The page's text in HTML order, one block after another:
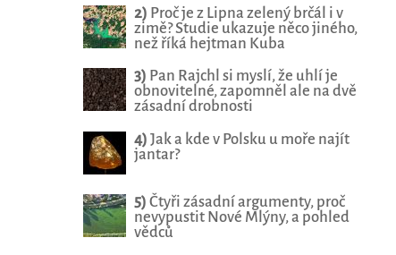
2) Proč je z Lipna zelený brčál i v
zimě? Studie ukazuje něco jiného,
než říká hejtman Kuba
3) Pan Rajchl si myslí, že uhlí je
obnovitelné, zapomněl ale na dvě
zásadní drobnosti
4) Jak a kde v Polsku u moře najít
jantar?
5) Čtyři zásadní argumenty, proč
nevypustit Nové Mlýny, a pohled
vědců